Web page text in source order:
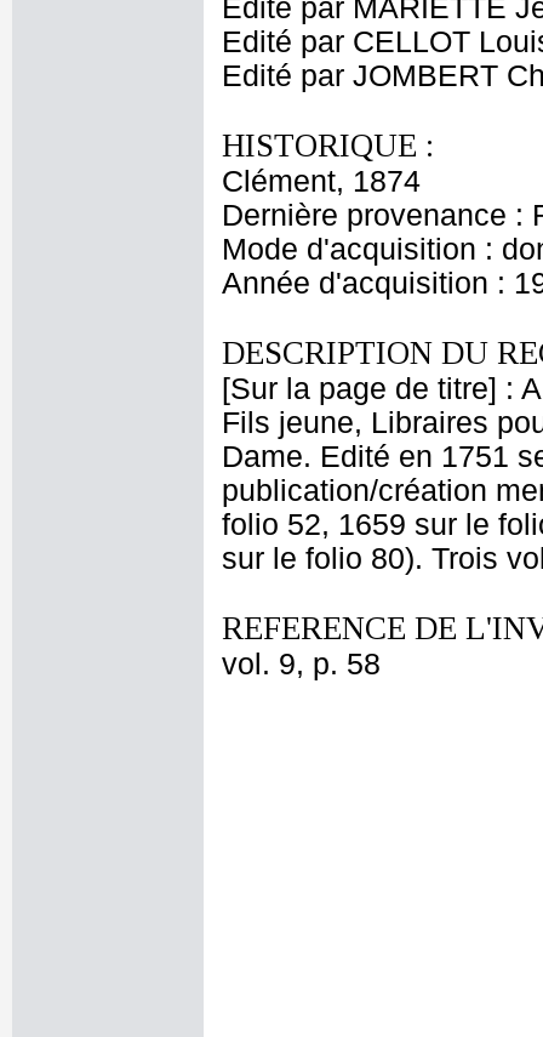
Edité par MARIETTE
Edité par CELLOT
Edité par JOMBERT
HISTORIQUE :
Clément, 1874
Dernière provenance :
Mode d'acquisition :
Année d'acquisition :
DESCRIPTION DU
[Sur la page de titre] :
Fils jeune, Libraires
Dame. Edité en 1751
publication/création
folio 52, 1659 sur le
sur le folio 80). Trois
REFERENCE DE
vol. 9, p. 58